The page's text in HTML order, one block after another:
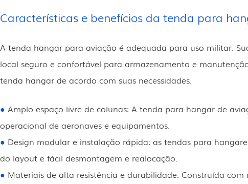
Características e benefícios da tenda para
A tenda hangar para aviação é adequada para uso militar.
local seguro e confortável para armazenamento e
tenda hangar de acordo com suas necessidades.
● Amplo espaço livre de colunas: A tenda para hangar de
operacional de aeronaves e equipamentos.
● Design modular e instalação rápida: as tendas para
do layout e fácil desmontagem e realocação.
● Materiais de alta resistência e durabilidade: Construída